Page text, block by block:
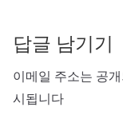
답글 남기기
이메일 주소는 공
시됩니다